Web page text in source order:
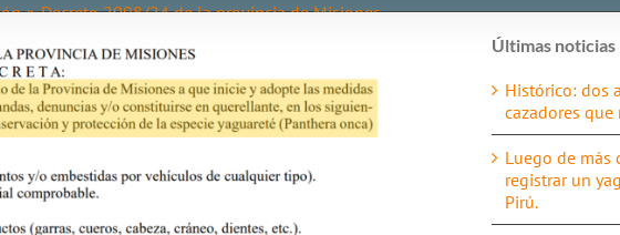
Decreto 2098/24 de la provincia de Misiones.
Últimas noticias
Histórico: dos
cazadores
Luego de más
registrar un
Pirú.